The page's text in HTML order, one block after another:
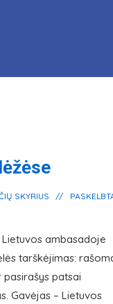
SKYRIUS
ambasadoje
tarškėjimas:
pasirašys patsai
Gavėjas – Lietuvos